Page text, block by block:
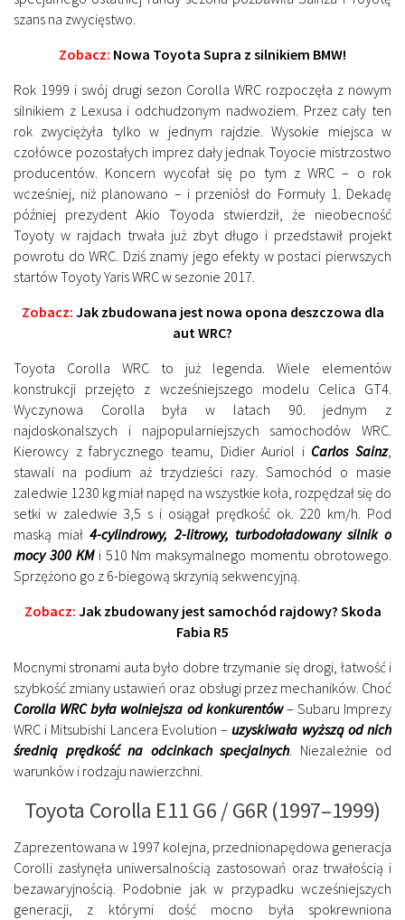
szans na zwycięstwo.
Zobacz: Nowa Toyota Supra z silnikiem BMW!
Rok 1999 i swój drugi sezon Corolla WRC rozpoczęła z nowym
silnikiem z Lexusa i odchudzonym nadwoziem. Przez cały ten
rok zwyciężyła tylko w jednym rajdzie. Wysokie miejsca w
czołówce pozostałych imprez dały jednak Toyocie mistrzostwo
producentów. Koncern wycofał się po tym z WRC – o rok
wcześniej, niż planowano – i przeniósł do Formuły 1. Dekadę
później prezydent Akio Toyoda stwierdził, że nieobecność
Toyoty w rajdach trwała już zbyt długo i przedstawił projekt
powrotu do WRC. Dziś znamy jego efekty w postaci pierwszych
startów Toyoty Yaris WRC w sezonie 2017.
Zobacz: Jak zbudowana jest nowa opona deszczowa dla
aut WRC?
Toyota Corolla WRC to już legenda. Wiele elementów
konstrukcji przejęto z wcześniejszego modelu Celica GT4.
Wyczynowa Corolla była w latach 90. jednym z
najdoskonalszych i najpopularniejszych samochodów WRC.
Kierowcy z fabrycznego teamu, Didier Auriol i Carlos Sainz,
stawali na podium aż trzydzieści razy. Samochód o masie
zaledwie 1230 kg miał napęd na wszystkie koła, rozpędzał się do
setki w zaledwie 3,5 s i osiągał prędkość ok. 220 km/h. Pod
maską miał4-cylindrowy, 2-litrowy, turbodoładowany silnik o
mocy 300 KMi 510 Nm maksymalnego momentu obrotowego.
Sprzężono go z 6-biegową skrzynią sekwencyjną.
Zobacz: Jak zbudowany jest samochód rajdowy? Skoda
Fabia R5
Mocnymi stronami auta było dobre trzymanie się drogi, łatwość i
szybkość zmiany ustawień oraz obsługi przez mechaników. Choć
Corolla WRC była wolniejsza od konkurentów– Subaru Imprezy
WRC i Mitsubishi Lancera Evolution – uzyskiwała wyższą od nich
średnią prędkość na odcinkach specjalnych. Niezależnie od
warunków i rodzaju nawierzchni.
Toyota Corolla E11 G6 / G6R (1997–1999)
Zaprezentowana w 1997 kolejna, przednionapędowa generacja
Corolli zasłynęła uniwersalnością zastosowań oraz trwałością i
bezawaryjnością. Podobnie jak w przypadku wcześniejszych
generacji, z którymi dość mocno była spokrewniona